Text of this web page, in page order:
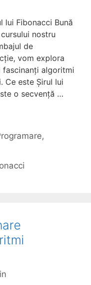
lui Fibonacci Bună
nostru
de
vom explora
fascinanți algoritmi
Ce este Șirul lui
o secvență …
,